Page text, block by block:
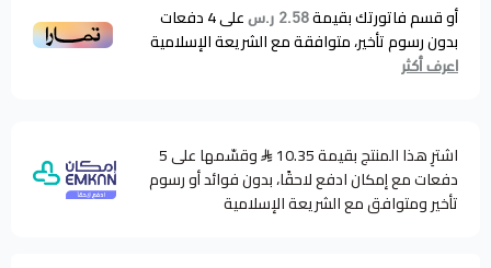
أو قسم فاتورتك بقيمة2.58 ر.س على4دفعات
بدون رسوم تأخير، متوافقة مع الشريعة الإسلامية
اعرف أكثر
اشترِ هذا المنتج بقيمة 10.35
وقسّمها على 5
دفعات مع إمكان ادفع لاحقًا، بدون فوائد أو رسوم
تأخير ومتوافق مع الشريعة الإسلامية